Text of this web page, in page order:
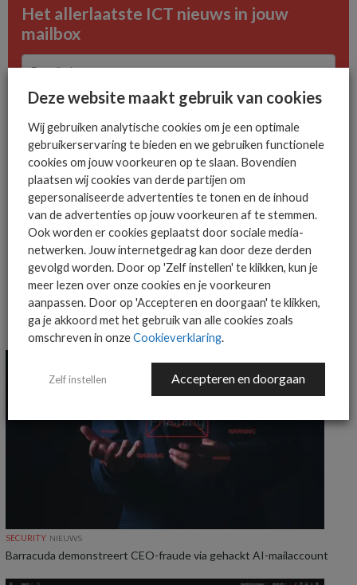
Het allerlaatste ICT nieuws in jouw
mailbox
MEER OVER ANAPAYA ODIDO SCION
MEER SECURITY NIEUWS
SECURITY NIEUWS
Barracuda demonstreert CEO-fraude via gehackt AI-mailaccount
Deze website maakt gebruik van cookies
Wij gebruiken analytische cookies om je een optimale
gebruikerservaring te bieden en we gebruiken functionele
cookies om jouw voorkeuren op te slaan. Bovendien
plaatsen wij cookies van derde partijen om
gepersonaliseerde advertenties te tonen en de inhoud
van de advertenties op jouw voorkeuren af te stemmen.
Ook worden er cookies geplaatst door sociale media-
netwerken. Jouw internetgedrag kan door deze derden
gevolgd worden. Door op 'Zelf instellen' te klikken, kun je
meer lezen over onze cookies en je voorkeuren
aanpassen. Door op 'Accepteren en doorgaan' te klikken,
ga je akkoord met het gebruik van alle cookies zoals
omschreven in onzeCookieverklaring.
Zelf instellen Accepteren en doorgaan